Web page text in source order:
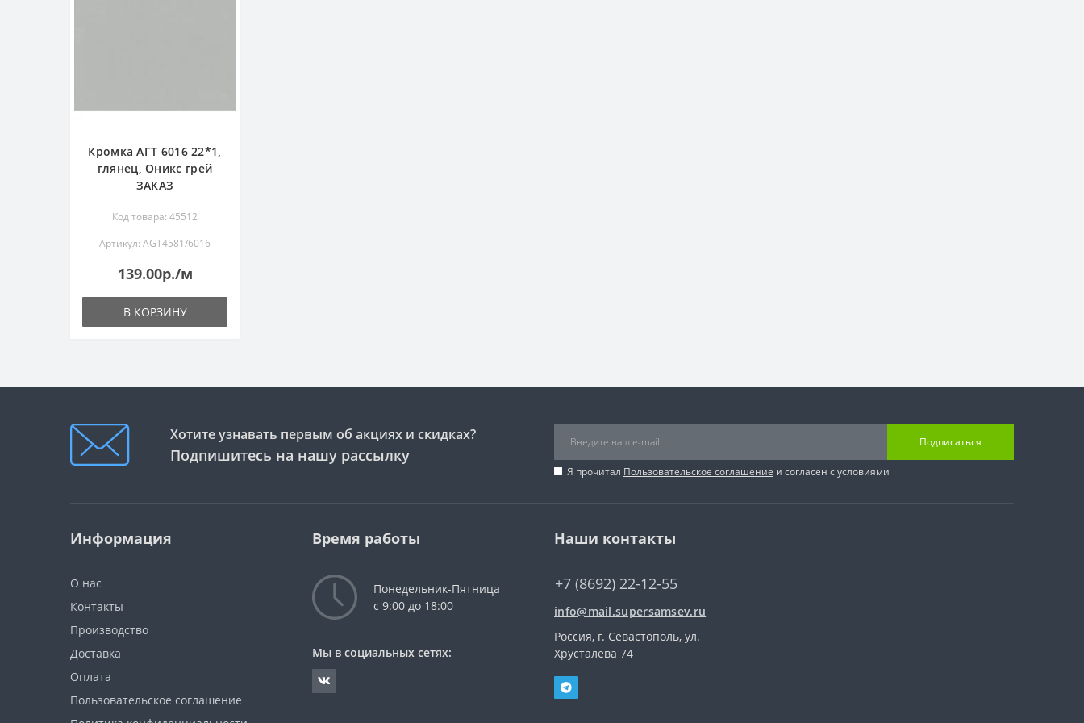
Кромка АГТ 6016 22*1,
глянец, Оникс грей
ЗАКАЗ
Код товара: 45512
Артикул: AGT4581/6016
139.00р./м
В КОРЗИНУ
Хотите узнавать первым об акциях и скидках?
Подпишитесь на нашу рассылку
Подписаться
Я прочитал Пользовательское соглашение и согласен с условиями
Информация
О нас
Контакты
Производство
Доставка
Оплата
Пользовательское соглашение
Время работы
Понедельник-Пятница
с 9:00 до 18:00
Мы в социальных сетях:
Наши контакты
+7 (8692) 22-12-55
info@mail.supersamsev.ru
Россия, г. Севастополь, ул.
Хрусталева 74